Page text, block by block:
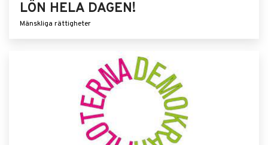
LÖN HELA DAGEN!
Mänskliga rättigheter